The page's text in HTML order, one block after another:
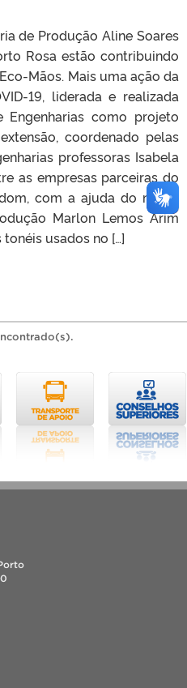
de Produção Aline Soares
Rosa estão contribuindo
Mãos. Mais uma ação da
19, liderada e realizada
como projeto
coordenado pelas
professoras Isabela
as empresas parceiras do
com a ajuda do nosso
Marlon Lemos Arim
usados no […]